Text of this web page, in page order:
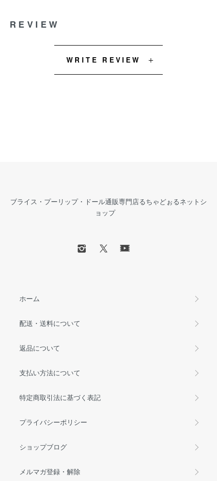
REVIEW
WRITE REVIEW
ブライス・プーリップ・ドール通販専門店るちゃどぉるネットシ
ョップ
ホーム
配送・送料について
返品について
支払い方法について
特定商取引法に基づく表記
プライバシーポリシー
ショップブログ
メルマガ登録・解除